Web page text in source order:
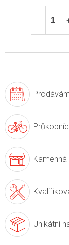
Kamenná
Unikátní